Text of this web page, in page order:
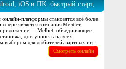
iOS и ПК: быстрый старт,
платформы становятся всё более
является компания Мелбет,
приложение — Melbet, объединяющее
доступность на всех
выбором для любителей азартных игр.
Смотреть онлайн